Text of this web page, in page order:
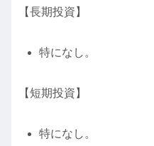
【長期投資】
特になし。
【短期投資】
特になし。